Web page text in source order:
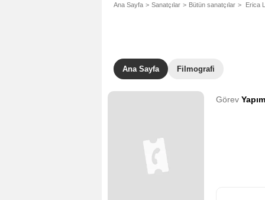
Ana Sayfa Sanatçılar Bütün sanatçılar Erica
Ana Sayfa Filmografi
Görev